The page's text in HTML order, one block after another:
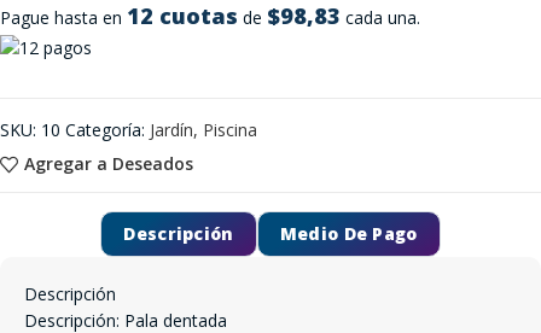
Pague hasta en 12 cuotas de $98,83 cada una.
Agregar a Deseados
SKU: 10 Categoría: Jardín, Piscina
Descripción Medio De Pago
Descripción
Descripción: Pala dentada